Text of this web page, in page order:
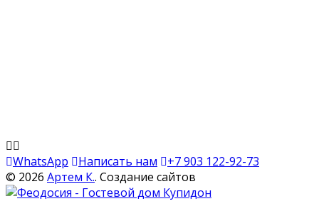
WhatsApp Написать нам
+7 903 122-92-73
© 2026 Артем К.. Создание сайтов